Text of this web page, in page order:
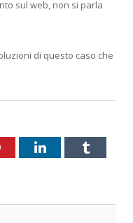
sul web, non si parla
di questo caso che
PinterestLinkedInTumblr